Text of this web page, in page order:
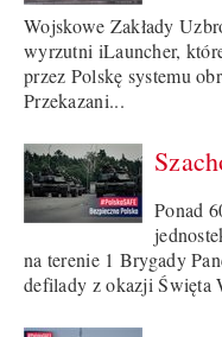
Wojskowe Zakłady
wyrzutni iLauncher,
przez Polskę systemu
Przekazani...
Ponad
na terenie 1 Brygady
defilady z okazji Święta